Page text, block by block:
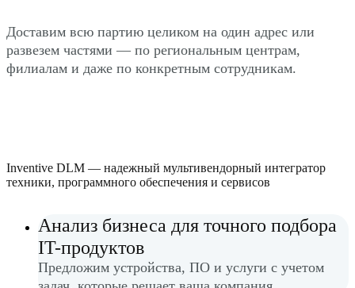
Доставим всю партию целиком на один адрес или
развезем частями — по региональным центрам,
филиалам и даже по конкретным сотрудникам.
Inventive DLM — надежный мультивендорный интегратор
техники, программного обеспечения и сервисов
Анализ бизнеса для точного подбора
IT-продуктов
Предложим устройства, ПО и услуги с учетом